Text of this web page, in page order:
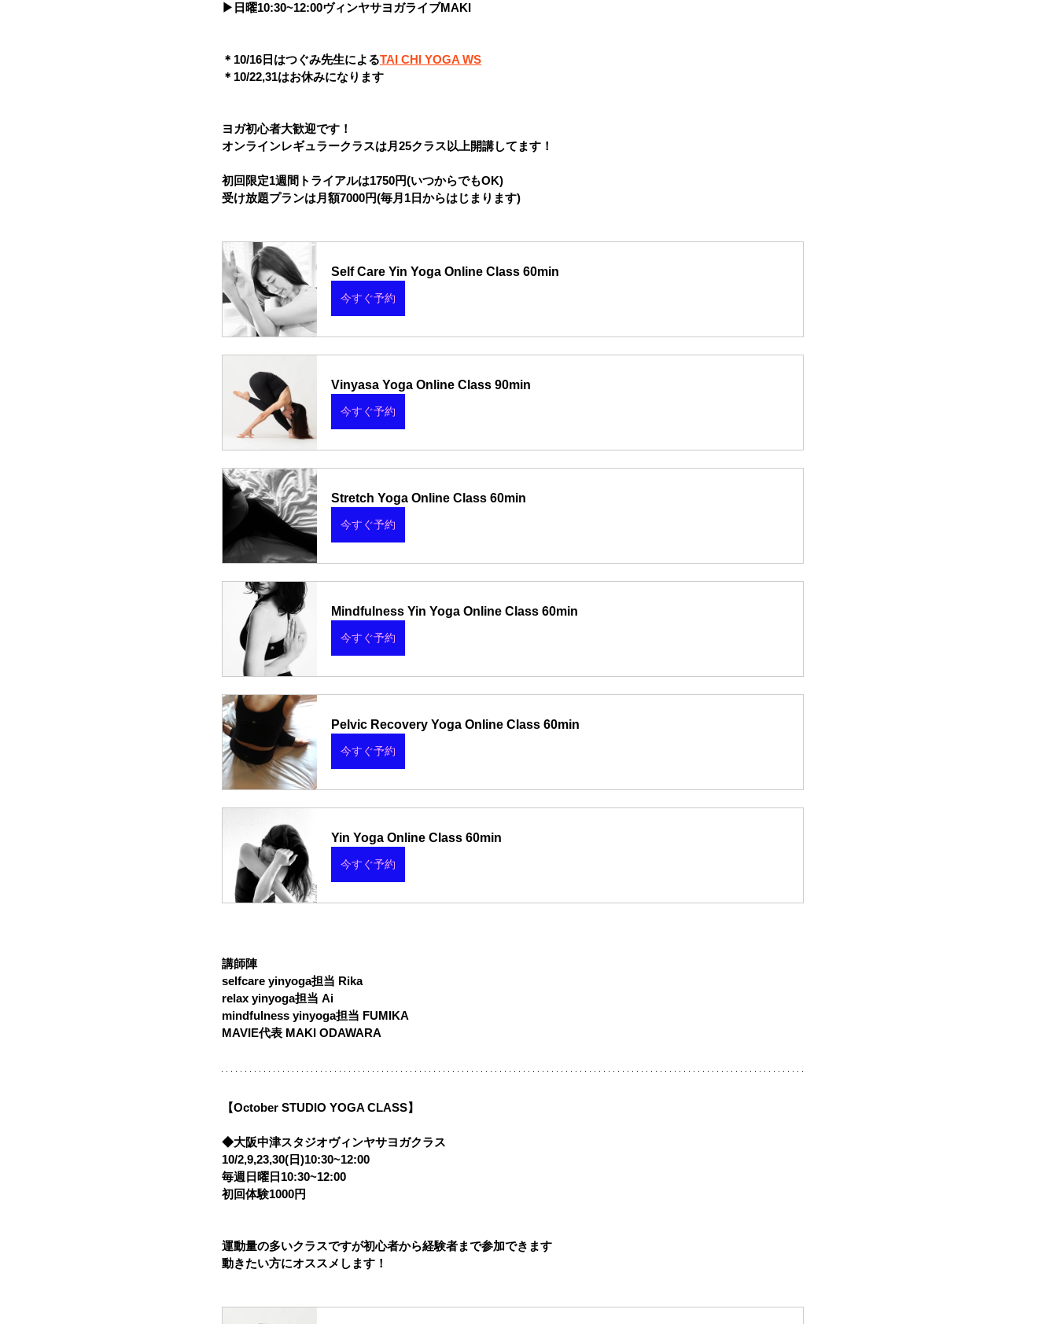
▶︎日曜10:30~12:00ヴィンヤサヨガライブMAKI
＊10/16日はつぐみ先生によるTAI CHI YOGA WS
＊10/22,31はお休みになります
ヨガ初心者大歓迎です！
オンラインレギュラークラスは月25クラス以上開講してます！
初回限定1週間トライアルは1750円(いつからでもOK)
受け放題プランは月額7000円(毎月1日からはじまります)
Self Care Yin Yoga Online Class 60min
今すぐ予約
Vinyasa Yoga Online Class 90min
今すぐ予約
Stretch Yoga Online Class 60min
今すぐ予約
Mindfulness Yin Yoga Online Class 60min
今すぐ予約
Pelvic Recovery Yoga Online Class 60min
今すぐ予約
Yin Yoga Online Class 60min
今すぐ予約
講師陣
selfcare yinyoga担当 Rika
relax yinyoga担当 Ai
mindfulness yinyoga担当 FUMIKA
MAVIE代表 MAKI ODAWARA
【October STUDIO YOGA CLASS】
◆大阪中津スタジオヴィンヤサヨガクラス
10/2,9,23,30(日)10:30~12:00
毎週日曜日10:30~12:00
初回体験1000円
運動量の多いクラスですが初心者から経験者まで参加できます
動きたい方にオススメします！